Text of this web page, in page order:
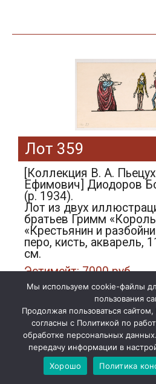
Лот 359
[Коллекция В. А.
Ефимович] Диодоров
(р. 1934).
Лот из двух
братьев Гримм
«Крестьянин и
перо, кисть, акварель,
см.
Эстимейт: 7000 руб.
Подробнее»
Мы используем cookie-файлы
пользования
Продолжая пользоваться
согласны с Политикой по
обработке персональных
передачу информации в
Хорошо
Политика